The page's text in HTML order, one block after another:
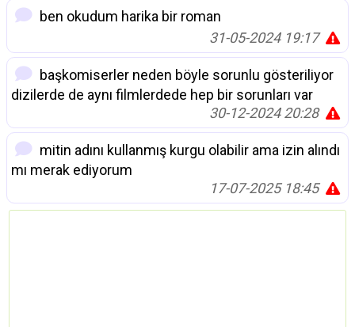
ben okudum harika bir roman
31-05-2024 19:17
başkomiserler neden böyle sorunlu gösteriliyor
dizilerde de aynı filmlerdede hep bir sorunları var
30-12-2024 20:28
mitin adını kullanmış kurgu olabilir ama izin alındı
mı merak ediyorum
17-07-2025 18:45